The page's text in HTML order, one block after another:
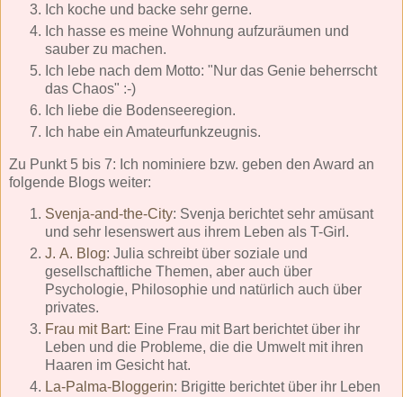
Ich koche und backe sehr gerne.
Ich hasse es meine Wohnung aufzuräumen und
sauber zu machen.
Ich lebe nach dem Motto: "Nur das Genie beherrscht
das Chaos" :-)
Ich liebe die Bodenseeregion.
Ich habe ein Amateurfunkzeugnis.
Zu Punkt 5 bis 7: Ich nominiere bzw. geben den Award an
folgende Blogs weiter:
Svenja-and-the-City: Svenja berichtet sehr amüsant
und sehr lesenswert aus ihrem Leben als T-Girl.
J. A. Blog: Julia schreibt über soziale und
gesellschaftliche Themen, aber auch über
Psychologie, Philosophie und natürlich auch über
privates.
Frau mit Bart: Eine Frau mit Bart berichtet über ihr
Leben und die Probleme, die die Umwelt mit ihren
Haaren im Gesicht hat.
La-Palma-Bloggerin: Brigitte berichtet über ihr Leben